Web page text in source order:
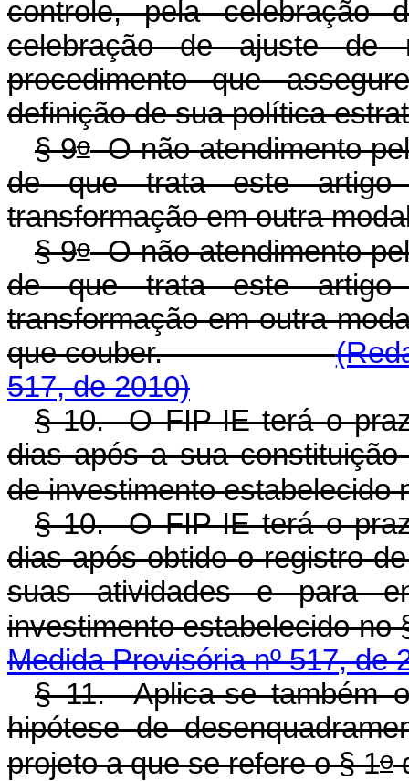
controle, pela celebração
celebração de ajuste de
procedimento que
definição de sua política
§ 9oO não atendimento
de que trata este artigo
transformação em outra
§ 9oO não atendimento
de que trata este artigo
transformação em outra
que couber.
517, de 2010)
§ 10. O FIP-IE terá o
dias após a sua
de investimento estabelecido
§ 10. O FIP-IE terá o
dias após obtido o registro
suas atividades e para
investimento estabelecido no
Medida Provisória nº 517, de
§ 11. Aplica-se também
hipótese de
projeto a que se refere o § 1o